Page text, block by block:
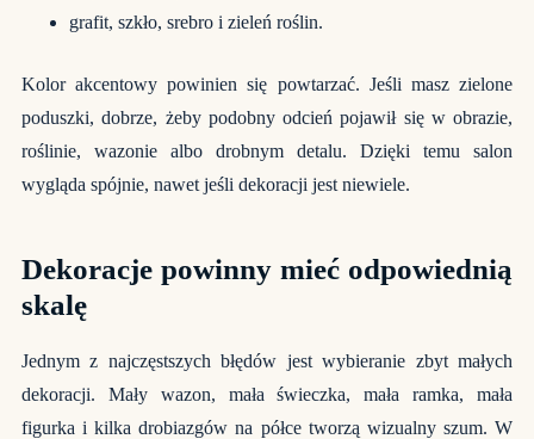
grafit, szkło, srebro i zieleń roślin.
Kolor akcentowy powinien się powtarzać. Jeśli masz zielone
poduszki, dobrze, żeby podobny odcień pojawił się w obrazie,
roślinie, wazonie albo drobnym detalu. Dzięki temu salon
wygląda spójnie, nawet jeśli dekoracji jest niewiele.
Dekoracje powinny mieć odpowiednią
skalę
Jednym z najczęstszych błędów jest wybieranie zbyt małych
dekoracji. Mały wazon, mała świeczka, mała ramka, mała
figurka i kilka drobiazgów na półce tworzą wizualny szum. W